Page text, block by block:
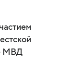
МВД